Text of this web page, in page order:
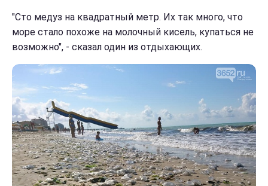
"Сто медуз на квадратный метр. Их так много, что
море стало похоже на молочный кисель, купаться не
возможно", - сказал один из отдыхающих.